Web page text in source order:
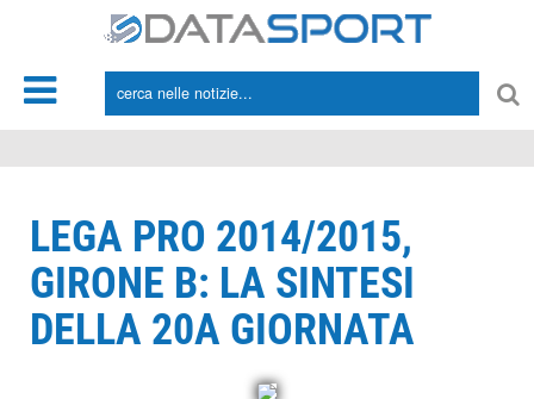
LEGA PRO 2014/2015,
GIRONE B: LA SINTESI
DELLA 20A GIORNATA